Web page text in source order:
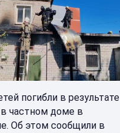
погибли в результате
частном доме в
Об этом сообщили в